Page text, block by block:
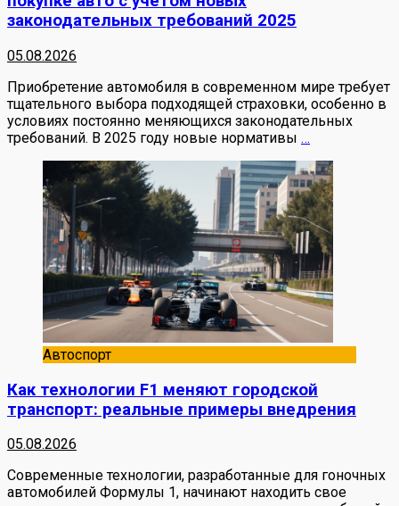
законодательных требований 2025
05.08.2026
Приобретение автомобиля в современном мире требует
тщательного выбора подходящей страховки, особенно в
условиях постоянно меняющихся законодательных
требований. В 2025 году новые нормативы …
Автоспорт
Как технологии F1 меняют городской
транспорт: реальные примеры внедрения
05.08.2026
Современные технологии, разработанные для гоночных
автомобилей Формулы 1, начинают находить свое